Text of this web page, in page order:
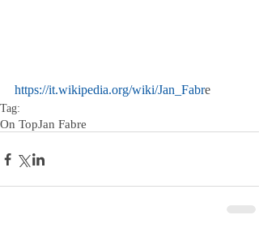
https://it.wikipedia.org/wiki/Jan_Fabre
Tag:
On TopJan Fabre